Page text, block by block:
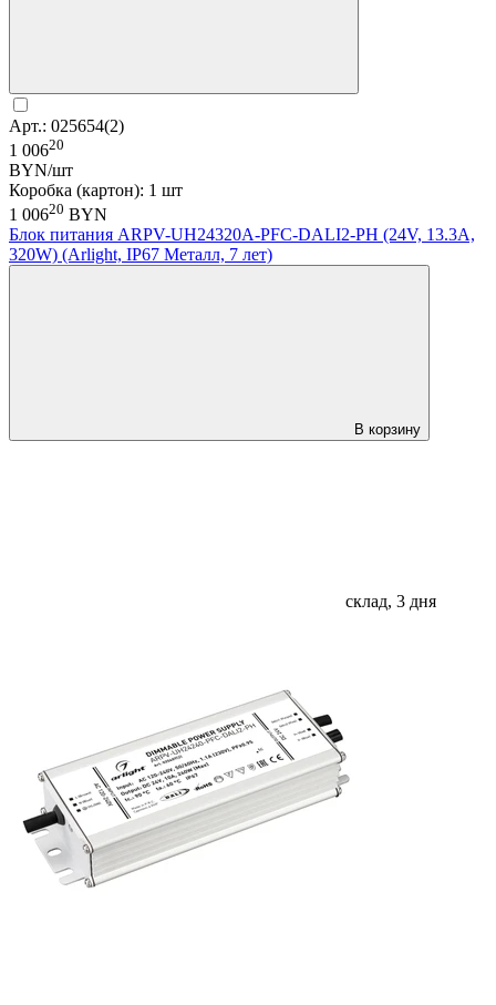
Арт.: 025654(2)
1 00620
BYN/шт
Коробка (картон): 1 шт
1 00620 BYN
Блок питания ARPV-UH24320A-PFC-DALI2-PH (24V, 13.3A,
320W) (Arlight, IP67 Металл, 7 лет)
В корзину
склад, 3 дня